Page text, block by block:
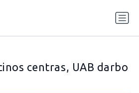
centras, UAB darbo